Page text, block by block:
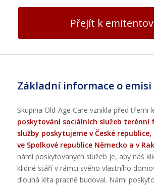
Přejít k
Základní informace o emisi
Skupina Old-Age Care vznikla před třemi
poskytování sociálních služeb terénní
služby poskytujeme v České republice,
ve Spolkové republice Německo a v
námi poskytovaných služeb je, aby náš
klidné stáří v rámci svého vlastního
dlouhá léta pracně budoval. Námi